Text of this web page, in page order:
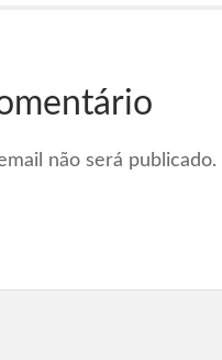
não será publicado.